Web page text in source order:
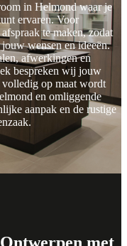
in Helmond waar je
ervaren. Voor
te maken, zodat
wensen en ideeën.
afwerkingen en
bespreken wij jouw
op maat wordt
en omliggende
aanpak en de rustige